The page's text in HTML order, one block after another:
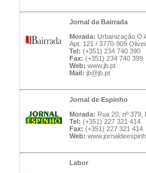
Jornal da Bairrada
Morada: Urbanização O
Apt. 121 / 3770-909
Tel: (+351) 234 740 390
Fax: (+351) 234 740 399
Web: www.jb.pt
Mail: jb@jb.pt
Jornal de Espinho
Morada: Rua 20, nº 379,
Tel: (+351) 227 321 414
Fax: (+351) 227 321 414
Web:
Labor